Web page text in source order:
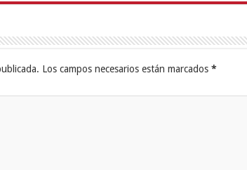
Los campos necesarios están marcados *